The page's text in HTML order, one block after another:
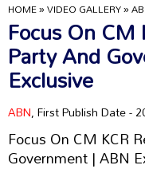
HOME»VIDEO GALLERY»
Focus On
Party And
Exclusive
ABN, First Publish Date -
Focus On CM KCR
Government | ABN